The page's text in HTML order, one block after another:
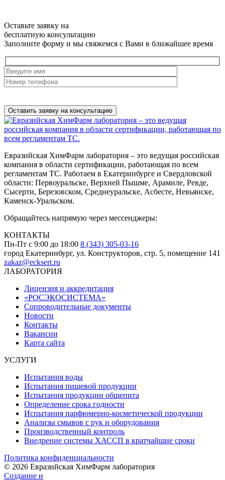
Оставьте заявку на
бесплатную консультацию
Заполните форму и мы свяжемся с Вами в ближайшее время
Евразийская ХимФарм лаборатория – это ведущая российская
компания в области сертификации, работающая по всем
регламентам ТС. Работаем в Екатеринбурге и Свердловской
области: Первоуральске, Верхней Пышме, Арамиле, Ревде,
Сысерти, Березовском, Среднеуральске, Асбесте, Невьянске,
Каменск-Уральском.
Обращайтесь напрямую через мессенджеры:
КОНТАКТЫ
Пн-Пт с 9:00 до 18:00 8 (343) 305-03-16
город Екатеринбург, ул. Конструкторов, стр. 5, помещение 141
zakaz@ecksert.ru
ЛАБОРАТОРИЯ
Лицензия и аккредитация
«РОСЭКОСИСТЕМА»
Сопроводительные документы
Новости
Контакты
Вакансии
Карта сайта
УСЛУГИ
Испытания воды
Испытания пищевой продукции
Испытания продукции общепита
Определение срока годности
Испытания парфюмерно-косметической продукции
Анализы смывов с рук и оборудования
Производственный контроль
Внедрение системы ХАССП в кратчайшие сроки
Политика конфиденциальности
© 2026 Евразийская ХимФарм лаборатория
Создание и